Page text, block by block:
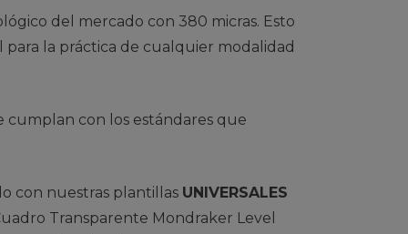
del mercado con 380 micras. Esto
la práctica de cualquier modalidad
cumplan con los estándares que
con nuestras plantillas UNIVERSALES
Transparente Mondraker Level